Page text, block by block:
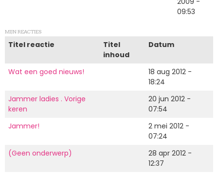
09:53
MIJN REACTIES
Titel reactie
Titel
inhoud
Datum
Wat een goed nieuws!
18 aug 2012 -
18:24
Jammer ladies . Vorige
keren
20 jun 2012 -
07:54
Jammer!
2 mei 2012 -
07:24
(Geen onderwerp)
28 apr 2012 -
12:37